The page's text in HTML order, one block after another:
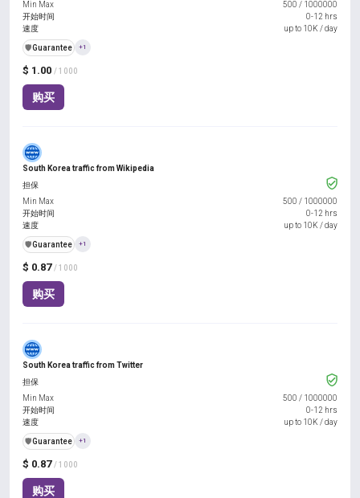
$ 1.00 / 1000
购买
Min Max 500 / 1000000
开始时间
0-12 hrs
速度
up to 10K / day
️🛡️Guarantee +1
South Korea traffic from Wikipedia
$ 0.87 / 1000
购买
担保
Min Max
500 / 1000000
开始时间
0-12 hrs
速度
up to 10K / day
️🛡️Guarantee +1
South Korea traffic from Twitter
$ 0.87 / 1000
购买
担保
Min Max
500 / 1000000
开始时间
0-12 hrs
速度
up to 10K / day
️🛡️Guarantee +1